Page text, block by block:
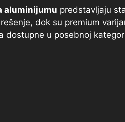
aluminijumu predstavljaju
dok su premium
dostupne u posebnoj